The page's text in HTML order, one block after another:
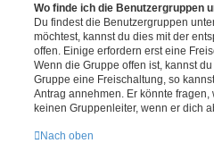
Wo finde ich die Benutzergruppen
Du findest die Benutzergruppen
möchtest, kannst du dies mit der
offen. Einige erfordern erst eine
Wenn die Gruppe offen ist, kannst
Gruppe eine Freischaltung, so
Antrag annehmen. Er könnte
keinen Gruppenleiter, wenn er dich
Nach oben